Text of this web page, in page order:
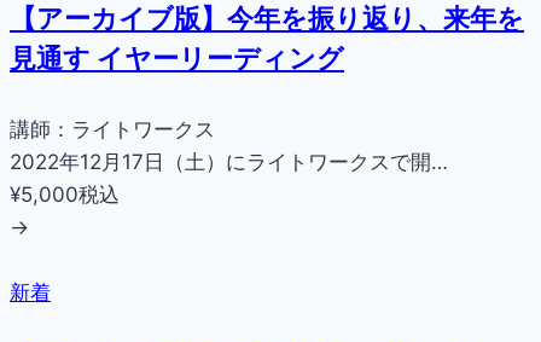
【アーカイブ版】今年を振り返り、来年を
見通す イヤーリーディング
講師：ライトワークス
2022年12月17日（土）にライトワークスで開…
¥5,000税込
→
新着